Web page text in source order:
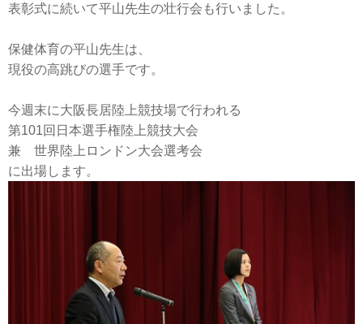
表彰式に続いて平山先生の壮行会も行いました。
保健体育の平山先生は、
現役の高跳びの選手です。
今週末に大阪長居陸上競技場で行われる
第101回日本選手権陸上競技大会
兼 世界陸上ロンドン大会選考会
に出場します。